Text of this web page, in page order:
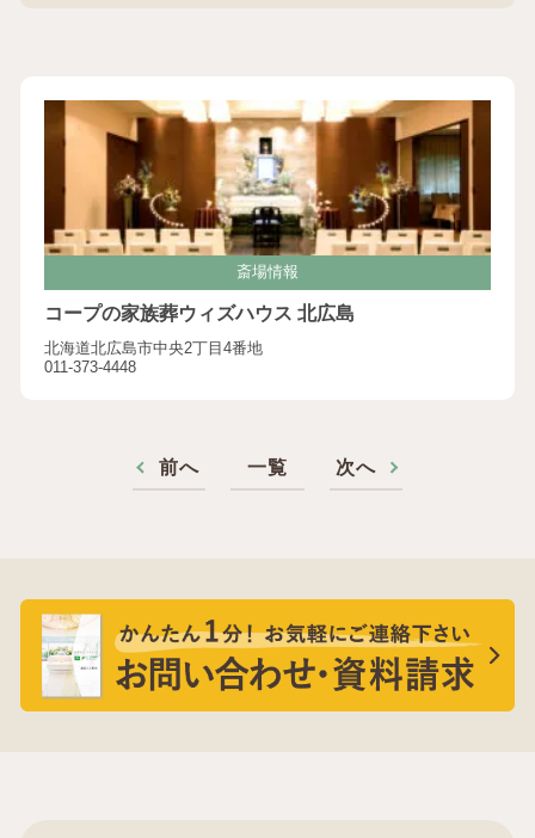
斎場情報
コープの家族葬ウィズハウス 北広島
北海道北広島市中央2丁目4番地
011-373-4448
前へ 一覧 次へ